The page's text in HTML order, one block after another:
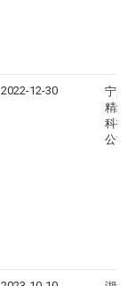
2022-12-30
宁夏
精细
科技
公司